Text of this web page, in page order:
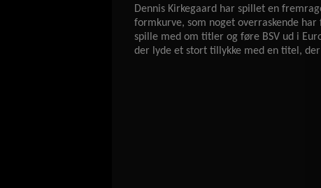
Dennis Kirkegaard har spillet en
formkurve, som noget overraskende
spille med om titler og føre BSV ud i
der lyde et stort tillykke med en titel, der